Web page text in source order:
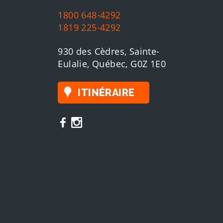
1800 648-4292
1819 225-4292
930 des Cèdres, Sainte-
Eulalie, Québec, G0Z 1E0
ITINÉRAIRE